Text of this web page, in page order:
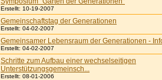
Erstellt: 10-19-2007
Gemeinschaftstag der Generationen
Erstellt: 04-02-2007
Gemeinsamer Lebensraum der Generationen -
Erstellt: 04-02-2007
Schritte zum Aufbau einer wechselseitigen
Unterstützungsgemeinsch...
Erstellt: 08-01-2006